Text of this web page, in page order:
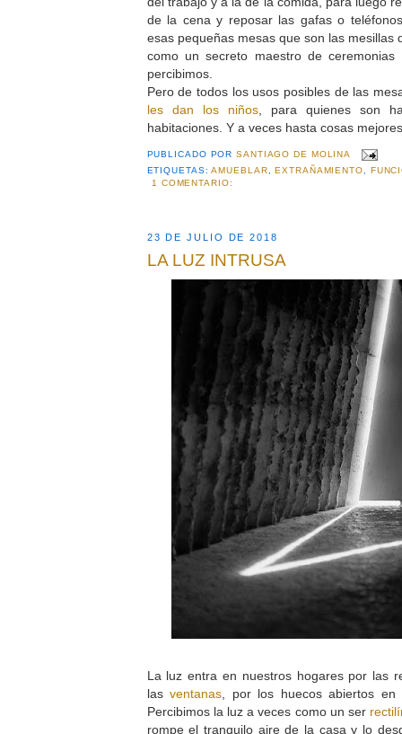
de la cena y reposar las gafas o
esas pequeñas mesas que son las mesillas
como un secreto maestro de
percibimos.
Pero de todos los usos posibles de las
les dan los niños, para quienes son
habitaciones. Y a veces hasta cosas
PUBLICADO PORSANTIAGO DE MOLINA
ETIQUETAS:AMUEBLAR ,EXTRAÑAMIENTO
1 COMENTARIO:
23 DE JULIO DE 2018
LA LUZ INTRUSA
La luz entra en nuestros hogares por las
lasventanas , por los huecos abiertos
Percibimos la luz a veces como un ser
rompe el tranquilo aire de la casa y lo